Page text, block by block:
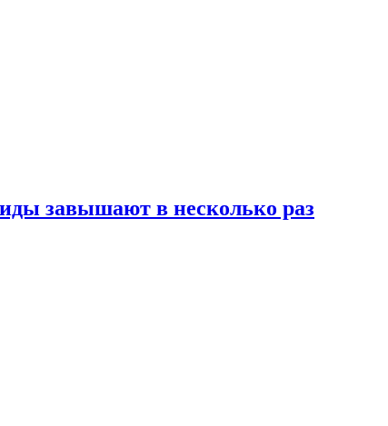
завышают в несколько раз